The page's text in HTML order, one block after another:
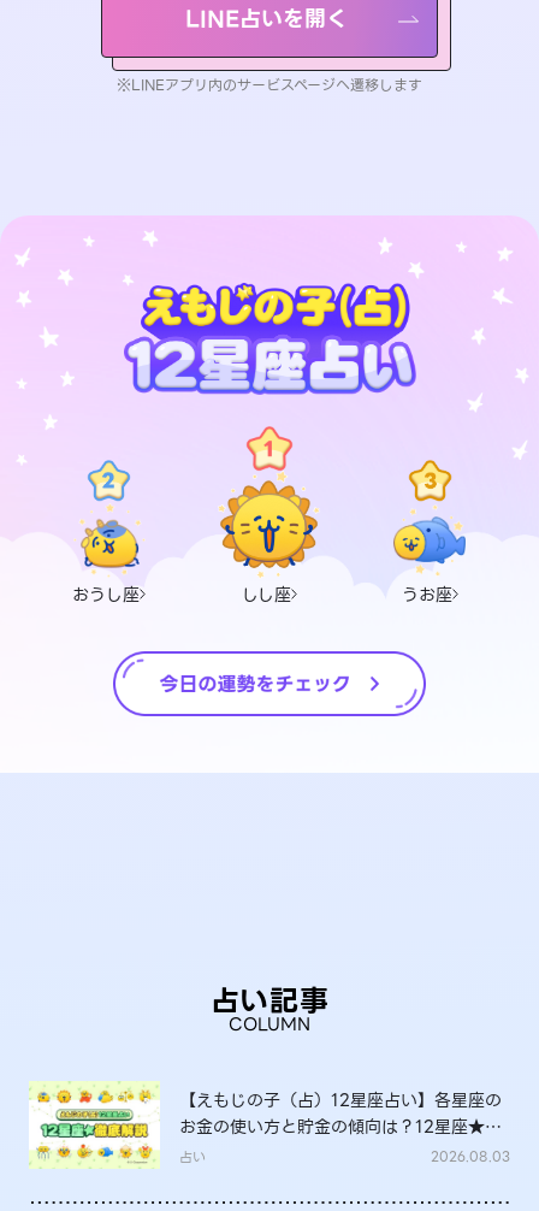
LINE占いを開く
※LINEアプリ内のサービスページへ遷移します
おうし座 しし座 うお座
占い記事
COLUMN
【えもじの子（占）12星座占い】各星座の
お金の使い方と貯金の傾向は？12星座★徹
底解説
占い 2026.08.03